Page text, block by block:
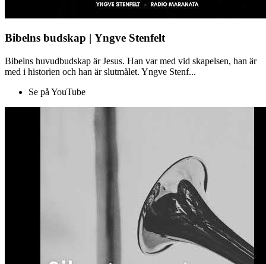
Bibelns budskap | Yngve Stenfelt
Bibelns huvudbudskap är Jesus. Han var med vid skapelsen, han är
med i historien och han är slutmålet. Yngve Stenf...
Se på YouTube